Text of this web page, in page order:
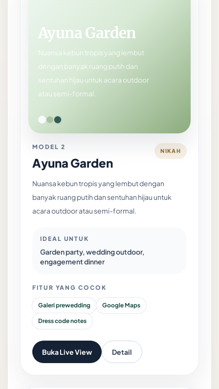
Ayuna Garden
Nuansa kebun tropis yang lembut
dengan banyak ruang putih dan
sentuhan hijau untuk acara outdoor
atau semi-formal.
MODEL 2
Ayuna Garden
NIKAH
Nuansa kebun tropis yang lembut dengan
banyak ruang putih dan sentuhan hijau untuk
acara outdoor atau semi-formal.
IDEAL UNTUK
Garden party, wedding outdoor,
engagement dinner
FITUR YANG COCOK
Galeri prewedding Google Maps
Dress code notes
Buka Live View Detail